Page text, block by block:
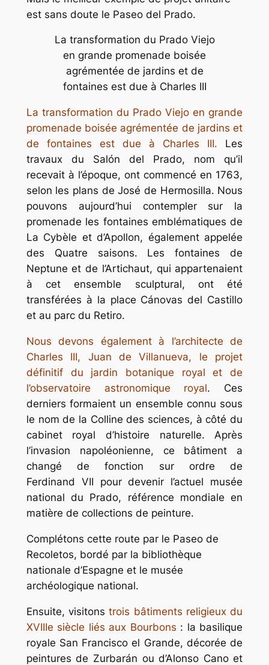
est sans doute le Paseo del Prado.
La transformation du Prado Viejo
en grande promenade boisée
agrémentée de jardins et de
fontaines est due à Charles III
La transformation du Prado Viejo en grande
promenade boisée agrémentée de jardins et
de fontaines est due à Charles III. Les
travaux du Salón del Prado, nom qu’il
recevait à l’époque, ont commencé en 1763,
selon les plans de José de Hermosilla. Nous
pouvons aujourd’hui contempler sur la
promenade les fontaines emblématiques de
La Cybèle et d’Apollon, également appelée
des Quatre saisons. Les fontaines de
Neptune et de l’Artichaut, qui appartenaient
à cet ensemble sculptural, ont été
transférées à la place Cánovas del Castillo
et au parc du Retiro.
Nous devons également à l’architecte de
Charles III, Juan de Villanueva, le projet
définitif du jardin botanique royal et de
l’observatoire astronomique royal. Ces
derniers formaient un ensemble connu sous
le nom de la Colline des sciences, à côté du
cabinet royal d’histoire naturelle. Après
l’invasion napoléonienne, ce bâtiment a
changé de fonction sur ordre de
Ferdinand VII pour devenir l’actuel musée
national du Prado, référence mondiale en
matière de collections de peinture.
Complétons cette route par le Paseo de
Recoletos, bordé par la bibliothèque
nationale d’Espagne et le musée
archéologique national.
Ensuite, visitonstrois bâtiments religieux du
XVIIIe siècle liés aux Bourbons : la basilique
royale San Francisco el Grande, décorée de
peintures de Zurbarán ou d’Alonso Cano et